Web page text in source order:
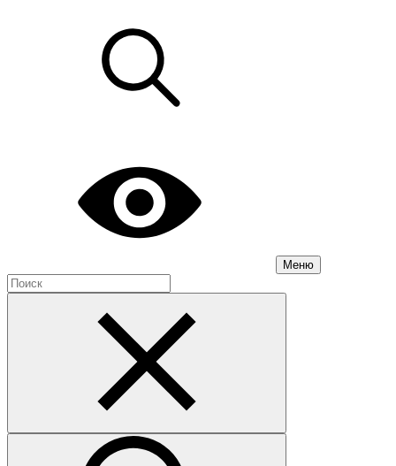
Меню